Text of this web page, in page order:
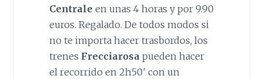
Centrale en unas 4 horas y por 9.90
euros. Regalado. De todos modos si
no te importa hacer trasbordos, los
trenes Frecciarosapueden hacer
el recorrido en 2h50′ con un